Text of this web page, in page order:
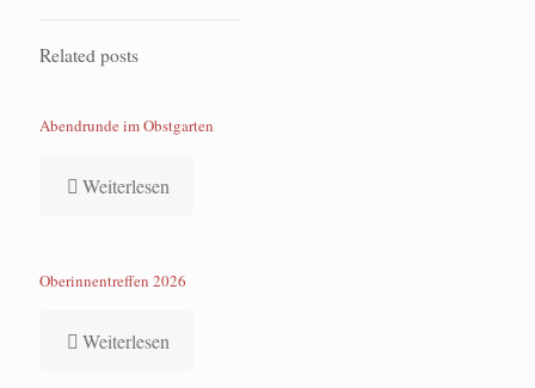
Related posts
Abendrunde im Obstgarten
Weiterlesen
Oberinnentreffen 2026
Weiterlesen